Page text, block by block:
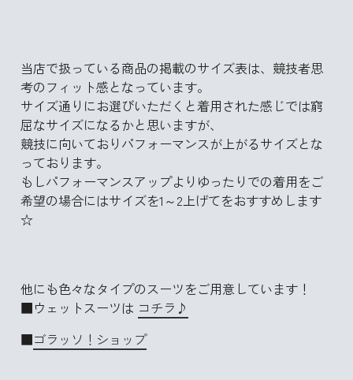
当店で扱っている商品の掲載のサイズ表は、競技者思
考のフィット感となっています。
サイズ通りにお選びいただくと着用された感じでは窮
屈なサイズになるかと思いますが、
競技に向いておりパフォーマンスが上がるサイズとな
っております。
もしパフォーマンスアップよりゆったりでの着用をご
希望の場合にはサイズを1～2上げてをおすすめします
☆
他にも色々なタイプのスーツをご用意しています！
■ウェットスーツは コチラ♪
■ゴラッソ！ショップ